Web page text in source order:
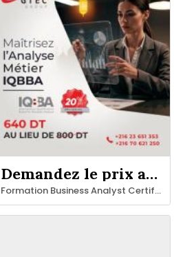
Demandez le prix au vendeur
Formation Business Analyst Certifié IQBBA®